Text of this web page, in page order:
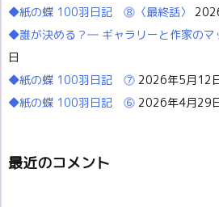
◆紙の蝶 100羽日記 ⓼〈最終話〉
◆誰が決める？― ギャラリーと作家の
日
◆紙の蝶 100羽日記 ⓻ 2026年5月12
◆紙の蝶 100羽日記 ⓺ 2026年4月29
最近のコメント